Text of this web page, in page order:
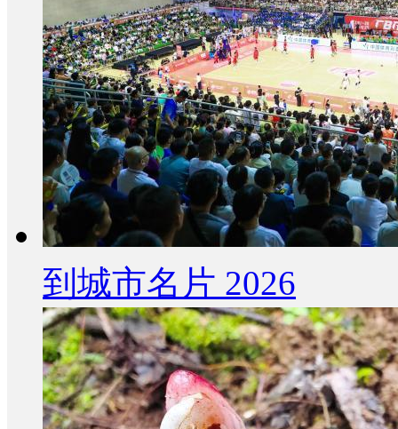
到城市名片 2026